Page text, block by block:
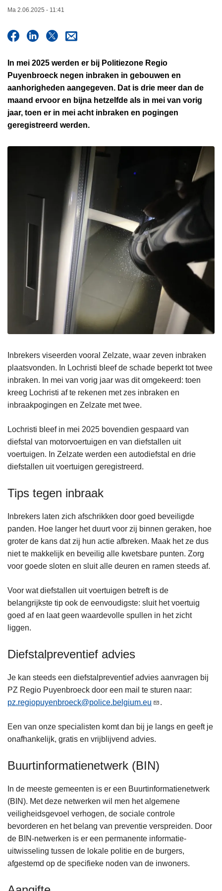
Ma 2.06.2025 - 11:41
In mei 2025 werden er bij Politiezone Regio
Puyenbroeck negen inbraken in gebouwen en
aanhorigheden aangegeven. Dat is drie meer dan de
maand ervoor en bijna hetzelfde als in mei van vorig
jaar, toen er in mei acht inbraken en pogingen
geregistreerd werden.
Inbrekers viseerden vooral Zelzate, waar zeven inbraken
plaatsvonden. In Lochristi bleef de schade beperkt tot twee
inbraken. In mei van vorig jaar was dit omgekeerd: toen
kreeg Lochristi af te rekenen met zes inbraken en
inbraakpogingen en Zelzate met twee.
Lochristi bleef in mei 2025 bovendien gespaard van
diefstal van motorvoertuigen en van diefstallen uit
voertuigen. In Zelzate werden een autodiefstal en drie
diefstallen uit voertuigen geregistreerd.
Tips tegen inbraak
Inbrekers laten zich afschrikken door goed beveiligde
panden. Hoe langer het duurt voor zij binnen geraken, hoe
groter de kans dat zij hun actie afbreken. Maak het ze dus
niet te makkelijk en beveilig alle kwetsbare punten. Zorg
voor goede sloten en sluit alle deuren en ramen steeds af.
Voor wat diefstallen uit voertuigen betreft is de
belangrijkste tip ook de eenvoudigste: sluit het voertuig
goed af en laat geen waardevolle spullen in het zicht
liggen.
Diefstalpreventief advies
Je kan steeds een diefstalpreventief advies aanvragen bij
PZ Regio Puyenbroeck door een mail te sturen naar:
pz.regiopuyenbroeck@police.belgium.eu
.
Een van onze specialisten komt dan bij je langs en geeft je
onafhankelijk, gratis en vrijblijvend advies.
Buurtinformatienetwerk (BIN)
In de meeste gemeenten is er een Buurtinformatienetwerk
(BIN). Met deze netwerken wil men het algemene
veiligheidsgevoel verhogen, de sociale controle
bevorderen en het belang van preventie verspreiden. Door
de BIN-netwerken is er een permanente informatie-
uitwisseling tussen de lokale politie en de burgers,
afgestemd op de specifieke noden van de inwoners.